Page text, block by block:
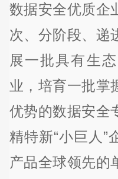
数据安全优质企
次、分阶段、递
展一批具有生
业，培育一批掌
优势的数据安全
精特新“小巨人”
产品全球领先的